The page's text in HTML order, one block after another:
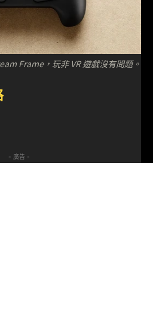
Frame，玩非 VR 遊戲沒有問題。
- 廣告 -